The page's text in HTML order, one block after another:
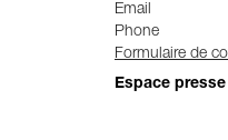
Email
Phone
Formulaire de
Espace presse